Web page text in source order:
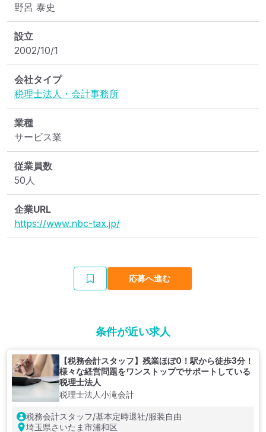
野呂 泰史
設立
2002/10/1
会社タイプ
税理士法人・会計事務所
業種
サービス業
従業員数
50人
企業URL
https://www.nbc-tax.jp/
応募へ進む
条件が近い求人
【税務会計スタッフ】残業ほぼ0！駅から徒歩3分！
様々な経営問題をワンストップでサポートしている
税理士法人
税理士法人小滝会計
税務会計スタッフ/基本定時退社/服装自由
埼玉県さいたま市浦和区